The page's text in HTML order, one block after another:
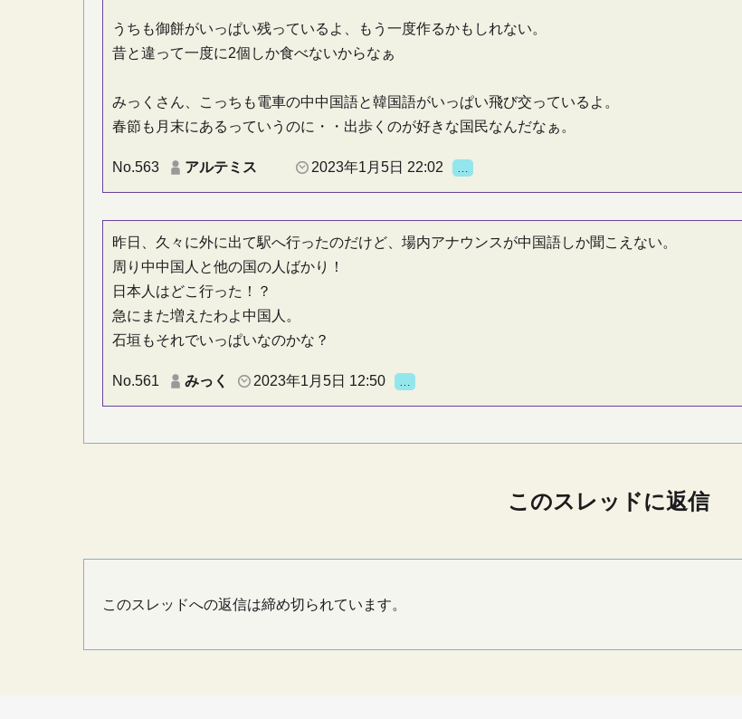
うちも御餅がいっぱい残っているよ、もう一度作るかもしれない。
昔と違って一度に2個しか食べないからなぁ
みっくさん、こっちも電車の中中国語と韓国語がいっぱい飛び交っているよ。
春節も月末にあるっていうのに・・出歩くのが好きな国民なんだなぁ。
No.563 アルテミス 2023年1月5日 22:02
昨日、久々に外に出て駅へ行ったのだけど、場内アナウンスが中国語しか聞こえない。
周り中中国人と他の国の人ばかり！
日本人はどこ行った！？
急にまた増えたわよ中国人。
石垣もそれでいっぱいなのかな？
No.561 みっく 2023年1月5日 12:50
このスレッドに返信
このスレッドへの返信は締め切られています。